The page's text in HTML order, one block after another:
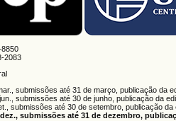
2083
submissões até 31 de março, publicação da
submissões até 30 de junho, publicação da
submissões até 30 de setembro, publicação da
submissões até 31 de dezembro,